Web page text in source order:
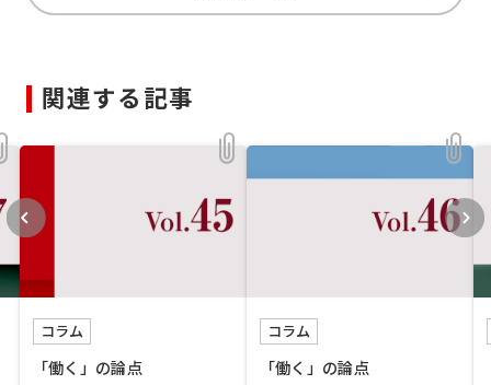
関連する記事
コラム
「働く」の論点
コラム
「働く」の論点